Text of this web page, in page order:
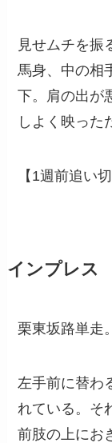
見せムチを振
馬身、中の相
下。肩の出が
しよく映った
【1週前追い
インプ
栗東坂路単走
左手前に替わ
れている。そ
前肢の上にお